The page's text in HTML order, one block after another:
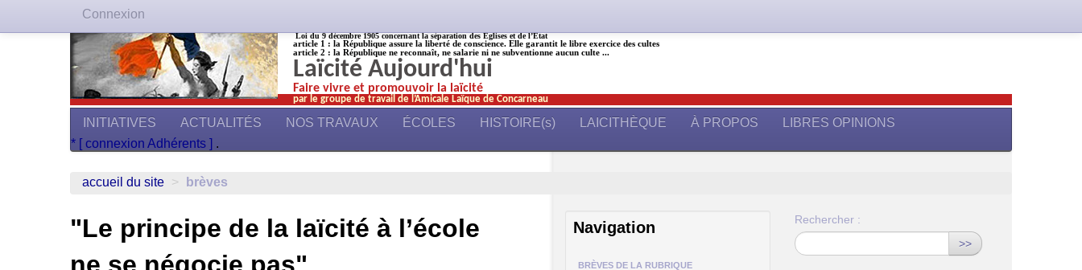
Loi du 9 décembre 1905 concernant la séparation des Églises et de l’État
article 1 : la République assure la liberté de conscience. Elle garantit le libre exercice des cultes
article 2 : la République ne reconnaît, ne salarie ni ne subventionne aucun culte ...
Laïcité Aujourd'hui
Faire vivre et promouvoir la laïcité
par le groupe de travail de l’Amicale Laïque de Concarneau
INITIATIVES ACTUALITÉS NOS TRAVAUX ÉCOLES HISTOIRE(s) LAICITHÈQUE À PROPOS
LIBRES OPINIONS
* [ connexion Adhérents ] .
accueil du site > brèves
"Le principe de la laïcité à l’école
Navigation
BRÈVES DE LA RUBRIQUE
Rechercher :
>>
Connexion